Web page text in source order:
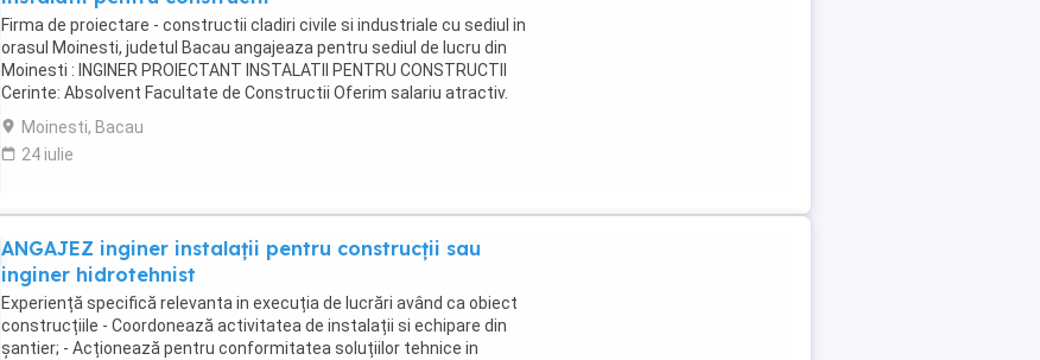
Firma de proiectare - constructii cladiri civile si industriale cu sediul in
orasul Moinesti, judetul Bacau angajeaza pentru sediul de lucru din
Moinesti : INGINER PROIECTANT INSTALATII PENTRU CONSTRUCTII
Cerinte: Absolvent Facultate de Constructii Oferim salariu atractiv.
Mediu de lucru placut in ...
Moinesti, Bacau
24 iulie
ANGAJEZ inginer instalații pentru construcții sau
inginer hidrotehnist
Experiență specifică relevanta in execuția de lucrări având ca obiect
construcțiile - Coordonează activitatea de instalații si echipare din
șantier; - Acționează pentru conformitatea soluțiilor tehnice in